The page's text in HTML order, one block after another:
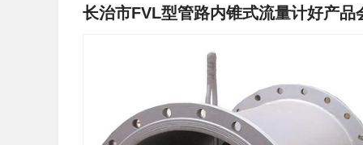
长治市FVL型管路内锥式流量计好产品